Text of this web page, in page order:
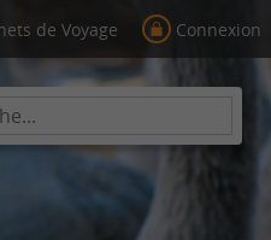
de Voyage Connexion